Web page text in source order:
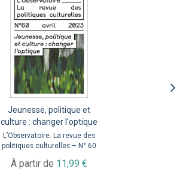
Jeunesse, politique et
culture : changer l'optique
L’Observatoire. La revue des
politiques culturelles – N° 60
À partir de 11,99 €